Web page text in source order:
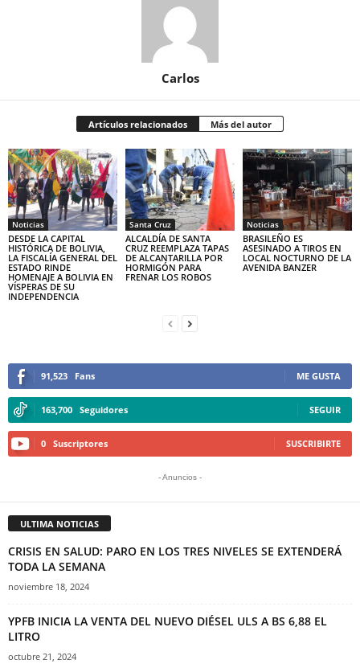
Carlos
Artículos relacionados Más del autor
Noticias
DESDE LA CAPITAL
HISTÓRICA DE BOLIVIA,
LA FISCALÍA GENERAL DEL
ESTADO RINDE
HOMENAJE A BOLIVIA EN
VÍSPERAS DE SU
INDEPENDENCIA
Santa Cruz
ALCALDÍA DE SANTA
CRUZ REEMPLAZA TAPAS
DE ALCANTARILLA POR
HORMIGÓN PARA
FRENAR LOS ROBOS
Noticias
BRASILEÑO ES
ASESINADO A TIROS EN
LOCAL NOCTURNO DE LA
AVENIDA BANZER
91,523 Fans ME GUSTA
163,700 Seguidores SEGUIR
0 Suscriptores SUSCRIBIRTE
- Anuncios -
ULTIMA NOTICIAS
CRISIS EN SALUD: PARO EN LOS TRES NIVELES SE EXTENDERÁ
TODA LA SEMANA
noviembre 18, 2024
YPFB INICIA LA VENTA DEL NUEVO DIÉSEL ULS A BS 6,88 EL
LITRO
octubre 21, 2024